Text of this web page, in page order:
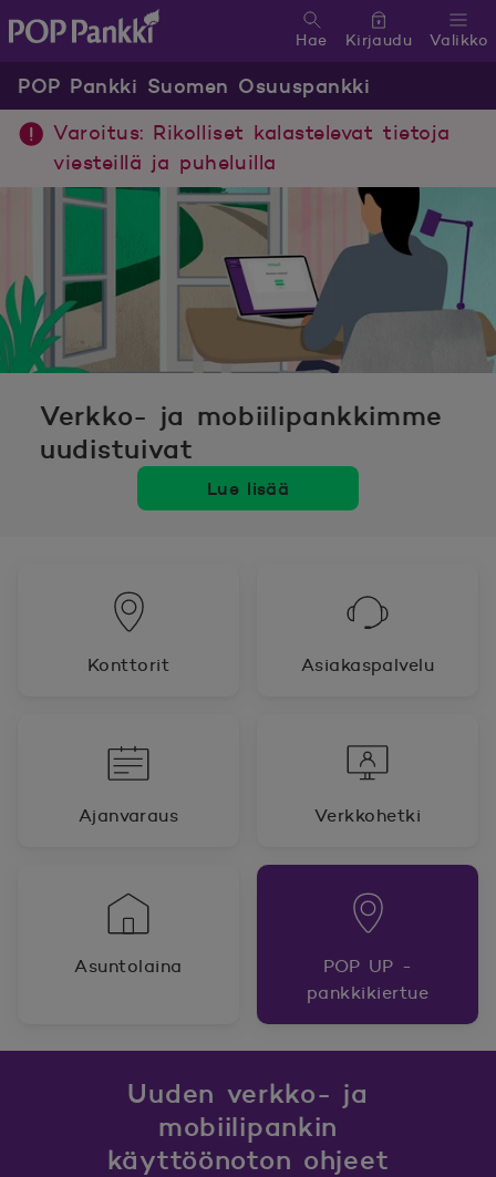
Valikko
Hae Kirjaudu
POP Pankki Suomen Osuuspankki
Varoitus: Rikolliset kalastelevat tietoja
viesteillä ja puheluilla
Verkko- ja mobiilipankkimme
uudistuivat
Lue lisää
Konttorit Asiakaspalvelu
Ajanvaraus Verkkohetki
Asuntolaina
POP UP -
pankkikiertue
Uuden verkko- ja
mobiilipankin
käyttöönoton ohjeet